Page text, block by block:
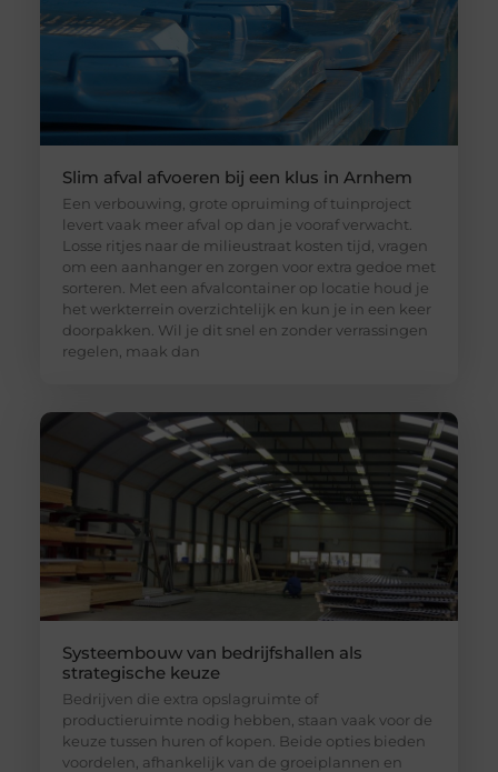
Slim afval afvoeren bij een klus in Arnhem
Een verbouwing, grote opruiming of tuinproject
levert vaak meer afval op dan je vooraf verwacht.
Losse ritjes naar de milieustraat kosten tijd, vragen
om een aanhanger en zorgen voor extra gedoe met
sorteren. Met een afvalcontainer op locatie houd je
het werkterrein overzichtelijk en kun je in een keer
doorpakken. Wil je dit snel en zonder verrassingen
regelen, maak dan
Systeembouw van bedrijfshallen als
strategische keuze
Bedrijven die extra opslagruimte of
productieruimte nodig hebben, staan vaak voor de
keuze tussen huren of kopen. Beide opties bieden
voordelen, afhankelijk van de groeiplannen en